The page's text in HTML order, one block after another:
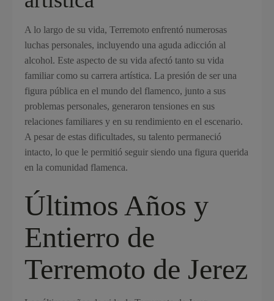
A lo largo de su vida, Terremoto enfrentó numerosas
luchas personales, incluyendo una aguda adicción al
alcohol. Este aspecto de su vida afectó tanto su vida
familiar como su carrera artística. La presión de ser una
figura pública en el mundo del flamenco, junto a sus
problemas personales, generaron tensiones en sus
relaciones familiares y en su rendimiento en el escenario.
A pesar de estas dificultades, su talento permaneció
intacto, lo que le permitió seguir siendo una figura querida
en la comunidad flamenca.
Últimos Años y
Entierro de
Terremoto de Jerez